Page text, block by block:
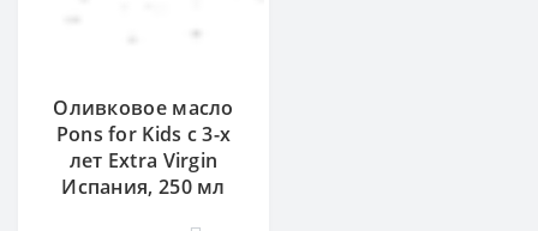
Оливковое масло
Pons for Kids с 3-х
лет Extra Virgin
Испания, 250 мл